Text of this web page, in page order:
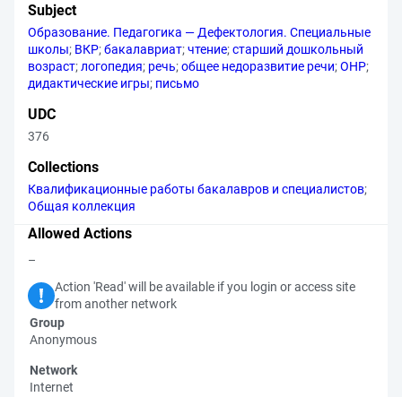
Subject
Образование. Педагогика — Дефектология. Специальные
школы; ВКР;бакалавриат;чтение;старший дошкольный
возраст;логопедия; речь;общее недоразвитие речи;ОНР;
дидактические игры; письмо
UDC
376
Collections
Квалификационные работы бакалавров и специалистов;
Общая коллекция
Allowed Actions
–
Action 'Read' will be available if you login or access site
from another network
Group
Anonymous
Network
Internet